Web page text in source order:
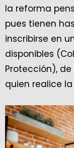
la reforma
pues tienen
inscribirse en
disponibles
Protección),
quien realice